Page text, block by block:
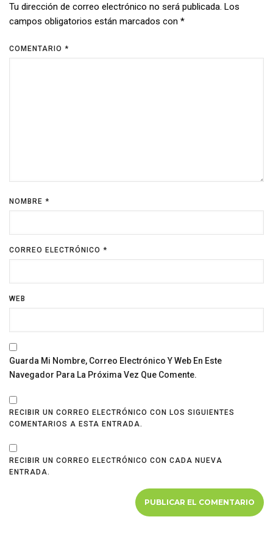
Tu dirección de correo electrónico no será publicada. Los
campos obligatorios están marcados con *
COMENTARIO *
NOMBRE *
CORREO ELECTRÓNICO *
WEB
Guarda Mi Nombre, Correo Electrónico Y Web En Este
Navegador Para La Próxima Vez Que Comente.
RECIBIR UN CORREO ELECTRÓNICO CON LOS SIGUIENTES
COMENTARIOS A ESTA ENTRADA.
RECIBIR UN CORREO ELECTRÓNICO CON CADA NUEVA
ENTRADA.